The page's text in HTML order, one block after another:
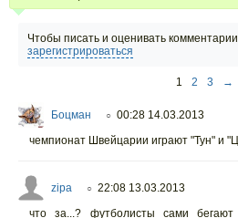
Чтобы писать и оценивать
зарегистрироваться
1 2 3 →
Боцман ○ 00:28 14.03.2013
чемпионат Швейцарии играют "Тун" и
zipa ○ 22:08 13.03.2013
что за...? футболисты сами бегают